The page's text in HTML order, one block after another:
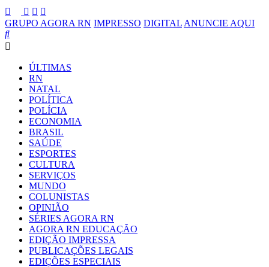
GRUPO AGORA RN IMPRESSO DIGITAL ANUNCIE AQUI
ÚLTIMAS
RN
NATAL
POLÍTICA
POLÍCIA
ECONOMIA
BRASIL
SAÚDE
ESPORTES
CULTURA
SERVIÇOS
MUNDO
COLUNISTAS
OPINIÃO
SÉRIES AGORA RN
AGORA RN EDUCAÇÃO
EDIÇÃO IMPRESSA
PUBLICAÇÕES LEGAIS
EDIÇÕES ESPECIAIS